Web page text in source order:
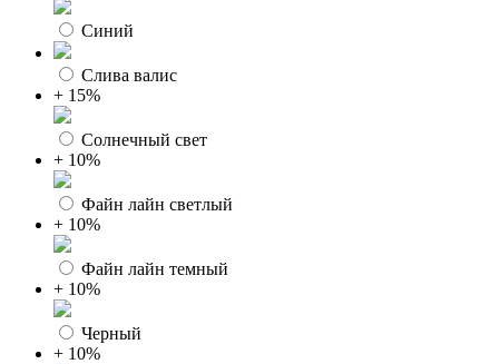
Синий
Слива валис
+ 15%
Солнечный свет
+ 10%
Файн лайн светлый
+ 10%
Файн лайн темный
+ 10%
Черный
+ 10%